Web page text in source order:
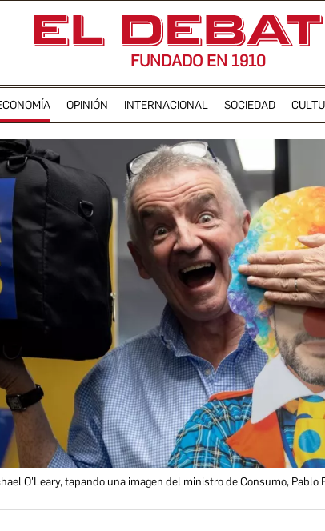
FUNDADO EN 1910
OPINIÓN INTERNACIONAL SOCIEDAD
O'Leary, tapando una imagen del ministro de Consumo,